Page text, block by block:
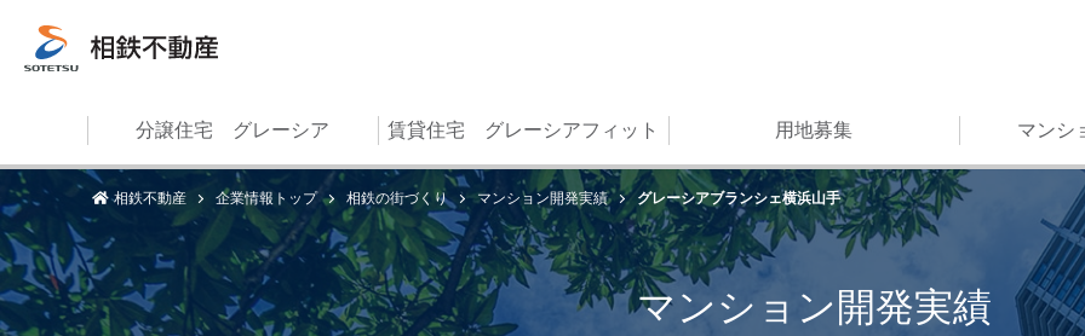
分譲住宅 グレーシア 賃貸住宅 グレーシアフィット 用地募集 マンシ
相鉄不動産 企業情報トップ 相鉄の街づくり マンション開発実績 グレーシアブランシェ横浜山手
マンション開発実績